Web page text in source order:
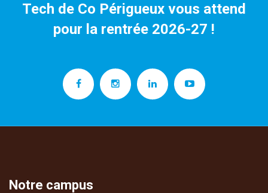
Tech de Co Périgueux vous attend
pour la rentrée 2026-27 !
Notre campus